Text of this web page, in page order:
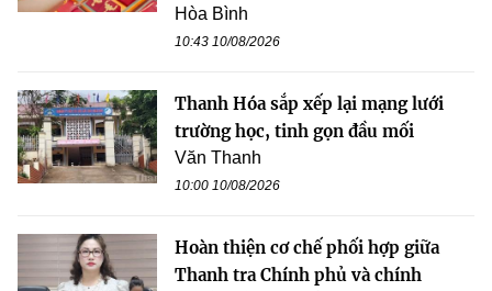
Hòa Bình
10:43 10/08/2026
Thanh Hóa sắp xếp lại mạng lưới
trường học, tinh gọn đầu mối
Văn Thanh
10:00 10/08/2026
Hoàn thiện cơ chế phối hợp giữa
Thanh tra Chính phủ và chính